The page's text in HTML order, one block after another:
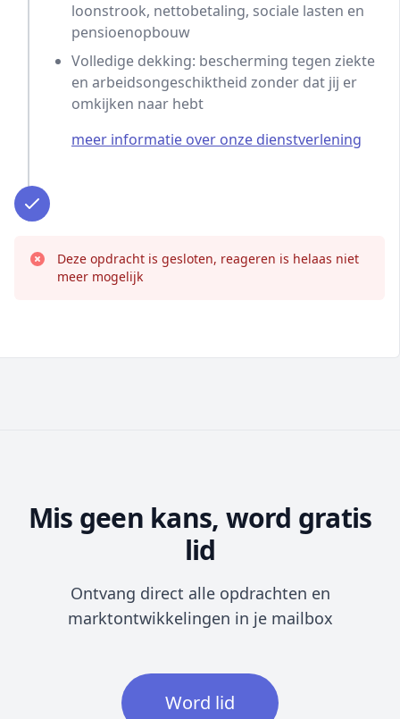
loonstrook, nettobetaling, sociale lasten en
pensioenopbouw
Volledige dekking: bescherming tegen ziekte
en arbeidsongeschiktheid zonder dat jij er
omkijken naar hebt
meer informatie over onze dienstverlening
Deze opdracht is gesloten, reageren is helaas niet
meer mogelijk
Mis geen kans, word gratis
lid
Ontvang direct alle opdrachten en
marktontwikkelingen in je mailbox
Word lid